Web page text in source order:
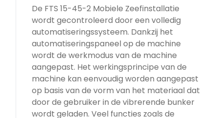
De FTS 15-45-2 Mobiele Zeefinstallatie
wordt gecontroleerd door een volledig
automatiseringssysteem. Dankzij het
automatiseringspaneel op de machine
wordt de werkmodus van de machine
aangepast. Het werkingsprincipe van de
machine kan eenvoudig worden aangepast
op basis van de vorm van het materiaal dat
door de gebruiker in de vibrerende bunker
wordt geladen. Veel functies zoals de